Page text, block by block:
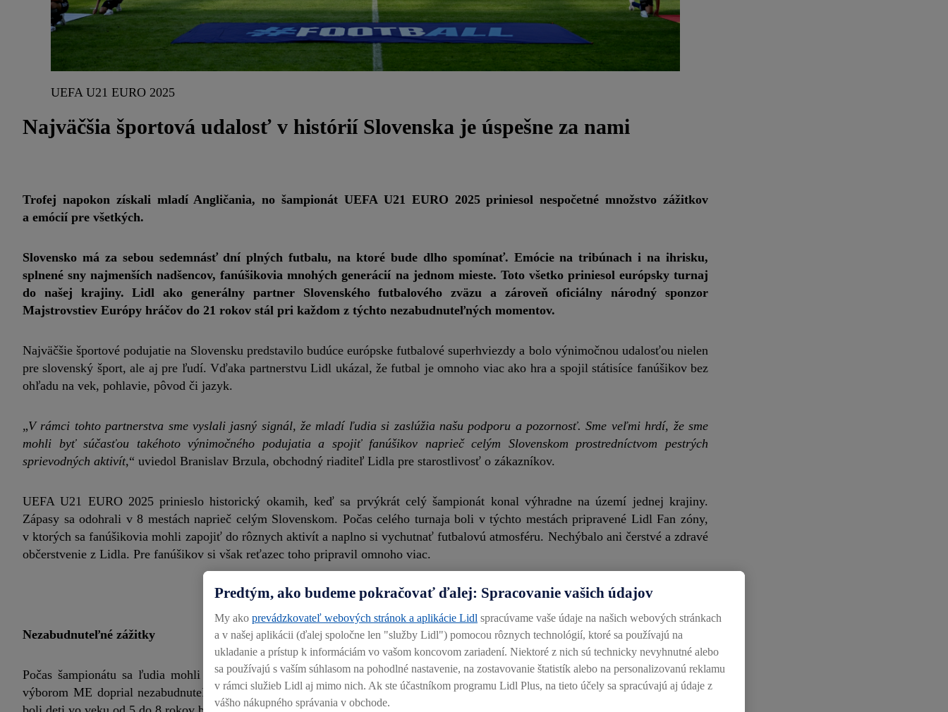
UEFA U21 EURO 2025
Najväčšia športová udalosť v histórií Slovenska je úspešne za nami
Trofej napokon získali mladí Angličania, no šampionát UEFA U21 EURO 2025 priniesol nespočetné množstvo zážitkov
a emócií pre všetkých.
Slovensko má za sebou sedemnásť dní plných futbalu, na ktoré bude dlho spomínať. Emócie na tribúnach i na ihrisku,
splnené sny najmenších nadšencov, fanúšikovia mnohých generácií na jednom mieste. Toto všetko priniesol európsky turnaj
do našej krajiny. Lidl ako generálny partner Slovenského futbalového zväzu a zároveň oficiálny národný sponzor
Majstrovstiev Európy hráčov do 21 rokov stál pri každom z týchto nezabudnuteľných momentov.
Najväčšie športové podujatie na Slovensku predstavilo budúce európske futbalové superhviezdy a bolo výnimočnou udalosťou nielen
pre slovenský šport, ale aj pre ľudí. Vďaka partnerstvu Lidl ukázal, že futbal je omnoho viac ako hra a spojil státisíce fanúšikov bez
ohľadu na vek, pohlavie, pôvod či jazyk.
„V rámci tohto partnerstva sme vyslali jasný signál, že mladí ľudia si zaslúžia našu podporu a pozornosť. Sme veľmi hrdí, že sme
mohli byť súčasťou takéhoto výnimočného podujatia a spojiť fanúšikov naprieč celým Slovenskom prostredníctvom pestrých
sprievodných aktivít,“ uviedol Branislav Brzula, obchodný riaditeľ Lidla pre starostlivosť o zákazníkov.
UEFA U21 EURO 2025 prinieslo historický okamih, keď sa prvýkrát celý šampionát konal výhradne na území jednej krajiny.
Zápasy sa odohrali v 8 mestách naprieč celým Slovenskom. Počas celého turnaja boli v týchto mestách pripravené Lidl Fan zóny,
v ktorých sa fanúšikovia mohli zapojiť do rôznych aktivít a naplno si vychutnať futbalovú atmosféru. Nechýbalo ani čerstvé a zdravé
občerstvenie z Lidla. Pre fanúšikov si však reťazec toho pripravil omnoho viac.
Nezabudnuteľné zážitky
Počas šampionátu sa ľudia mohli zapojiť do viacerých súťaží diskontu. Vďaka jednej z nich Lidl v spolupráci s organizačným
výborom ME doprial nezabudnuteľný zážitok 72 deťom, ktoré robili oficiálny sprievod profesionálnych hráčov. Členmi sprievodu
Predtým, ako budeme pokračovať ďalej: Spracovanie vašich údajov
My ako prevádzkovateľ webových stránok a aplikácie Lidl spracúvame vaše údaje na našich webových stránkach
a v našej aplikácii (ďalej spoločne len "služby Lidl") pomocou rôznych technológií, ktoré sa používajú na
ukladanie a prístup k informáciám vo vašom koncovom zariadení. Niektoré z nich sú technicky nevyhnutné alebo
sa používajú s vaším súhlasom na pohodlné nastavenie, na zostavovanie štatistík alebo na personalizovanú reklamu
v rámci služieb Lidl aj mimo nich. Ak ste účastníkom programu Lidl Plus, na tieto účely sa spracúvajú aj údaje z
vášho nákupného správania v obchode.